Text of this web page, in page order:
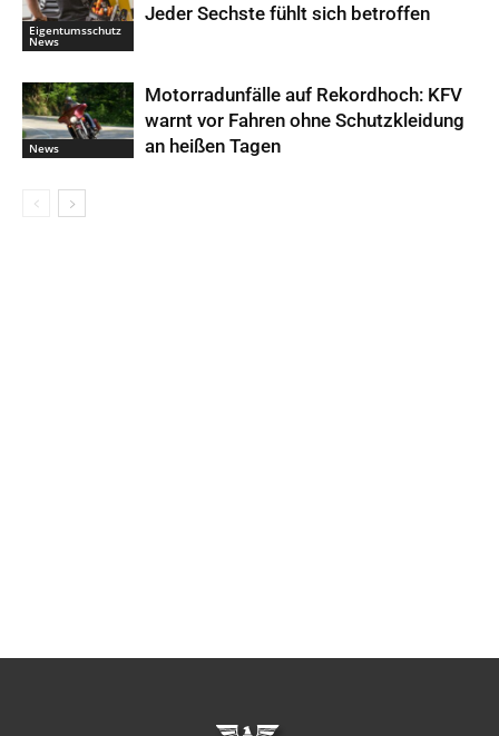
Eigentumsschutz
News
Jeder Sechste fühlt sich betroffen
News
Motorradunfälle auf Rekordhoch: KFV
warnt vor Fahren ohne Schutzkleidung
an heißen Tagen